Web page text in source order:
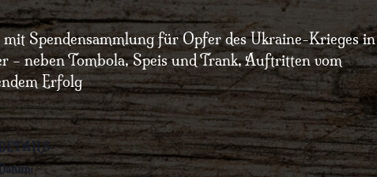
Spendensammlung für Opfer des Ukraine-Krieges in
– neben Tombola, Speis und Trank, Auftritten vom
Erfolg